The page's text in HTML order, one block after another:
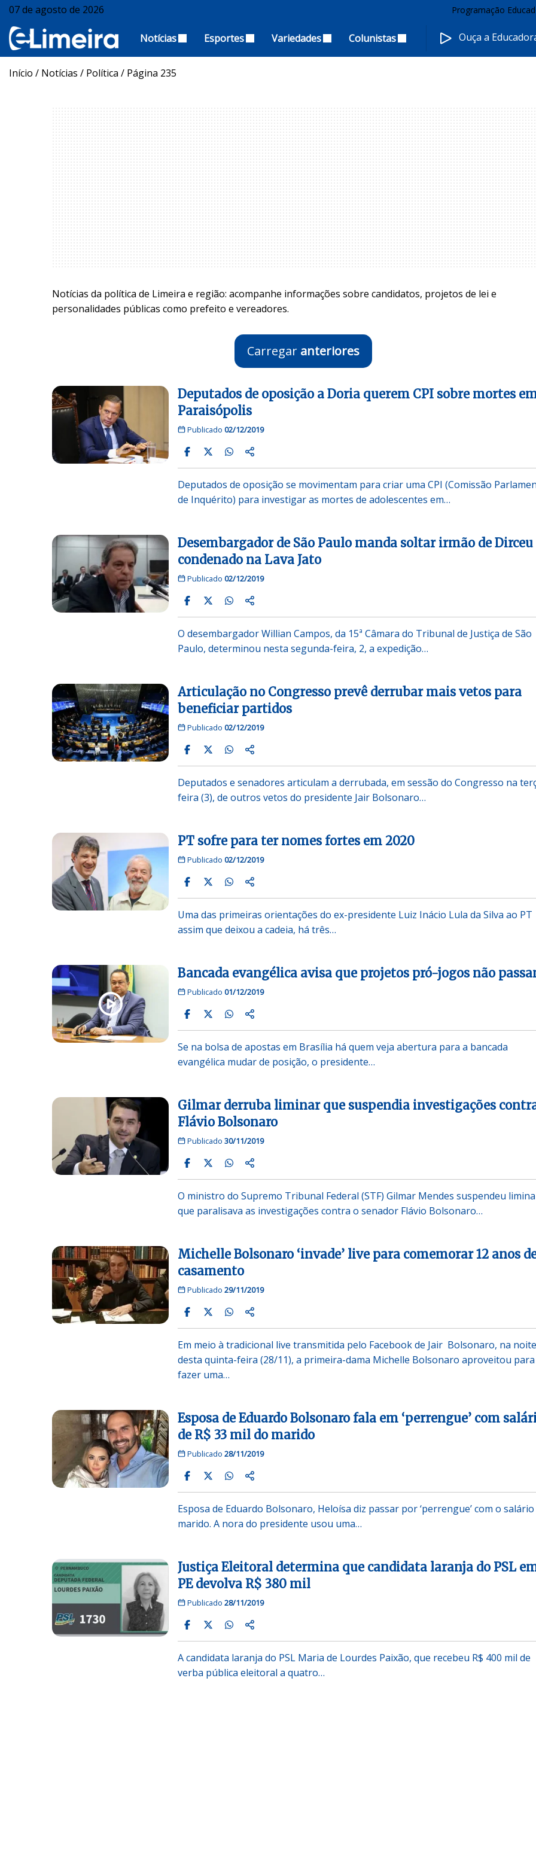
07 de agosto de 2026 Programação
Notícias Esportes Variedades Colunistas Ouça a
Início / Notícias / Política / Página 235
Notícias da política de Limeira e região: acompanhe informações sobre candidatos, projetos de lei e
personalidades públicas como prefeito e vereadores.
Carregar anteriores
Deputados de oposição a Doria querem CPI sobre mortes
Paraisópolis
Publicado 02/12/2019
Deputados de oposição se movimentam para criar uma CPI (Comissão
de Inquérito) para investigar as mortes de adolescentes em…
Desembargador de São Paulo manda soltar irmão de Dirceu
condenado na Lava Jato
Publicado 02/12/2019
O desembargador Willian Campos, da 15ª Câmara do Tribunal de Justiça de São
Paulo, determinou nesta segunda-feira, 2, a expedição…
Articulação no Congresso prevê derrubar mais vetos para
beneficiar partidos
Publicado 02/12/2019
Deputados e senadores articulam a derrubada, em sessão do Congresso na
feira (3), de outros vetos do presidente Jair Bolsonaro…
PT sofre para ter nomes fortes em 2020
Publicado 02/12/2019
Uma das primeiras orientações do ex-presidente Luiz Inácio Lula da Silva ao PT
assim que deixou a cadeia, há três…
Bancada evangélica avisa que projetos pró-jogos não
Publicado 01/12/2019
Se na bolsa de apostas em Brasília há quem veja abertura para a bancada
evangélica mudar de posição, o presidente…
Gilmar derruba liminar que suspendia investigações
Flávio Bolsonaro
Publicado 30/11/2019
O ministro do Supremo Tribunal Federal (STF) Gilmar Mendes suspendeu
que paralisava as investigações contra o senador Flávio Bolsonaro…
Michelle Bolsonaro ‘invade’ live para comemorar 12 anos
casamento
Publicado 29/11/2019
Em meio à tradicional live transmitida pelo Facebook de Jair Bolsonaro, na noite
desta quinta-feira (28/11), a primeira-dama Michelle Bolsonaro aproveitou para
fazer uma…
Esposa de Eduardo Bolsonaro fala em ‘perrengue’ com
de R$ 33 mil do marido
Publicado 28/11/2019
Esposa de Eduardo Bolsonaro, Heloísa diz passar por ‘perrengue’ com o
marido. A nora do presidente usou uma…
Justiça Eleitoral determina que candidata laranja do PSL
PE devolva R$ 380 mil
Publicado 28/11/2019
A candidata laranja do PSL Maria de Lourdes Paixão, que recebeu R$ 400 mil de
verba pública eleitoral a quatro…